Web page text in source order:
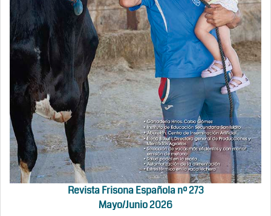
Revista Frisona Española nº 273
Mayo/Junio 2026